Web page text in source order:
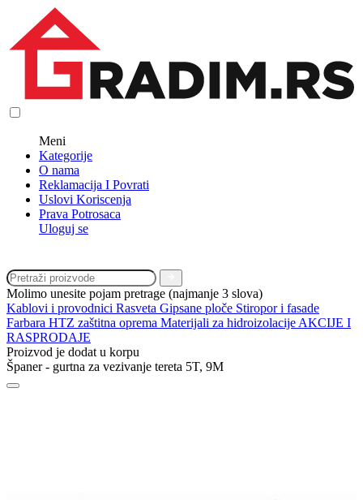
Meni
Kategorije
O nama
Reklamacija I Povrati
Uslovi Koriscenja
Prava Potrosaca
Uloguj se
Molimo unesite pojam pretrage (najmanje 3 slova)
Kablovi i provodnici Rasveta Gipsane ploče Stiropor i fasade
Farbara HTZ zaštitna oprema Materijali za hidroizolacije AKCIJE I
RASPRODAJE
Proizvod je dodat u korpu
Španer - gurtna za vezivanje tereta 5T, 9M